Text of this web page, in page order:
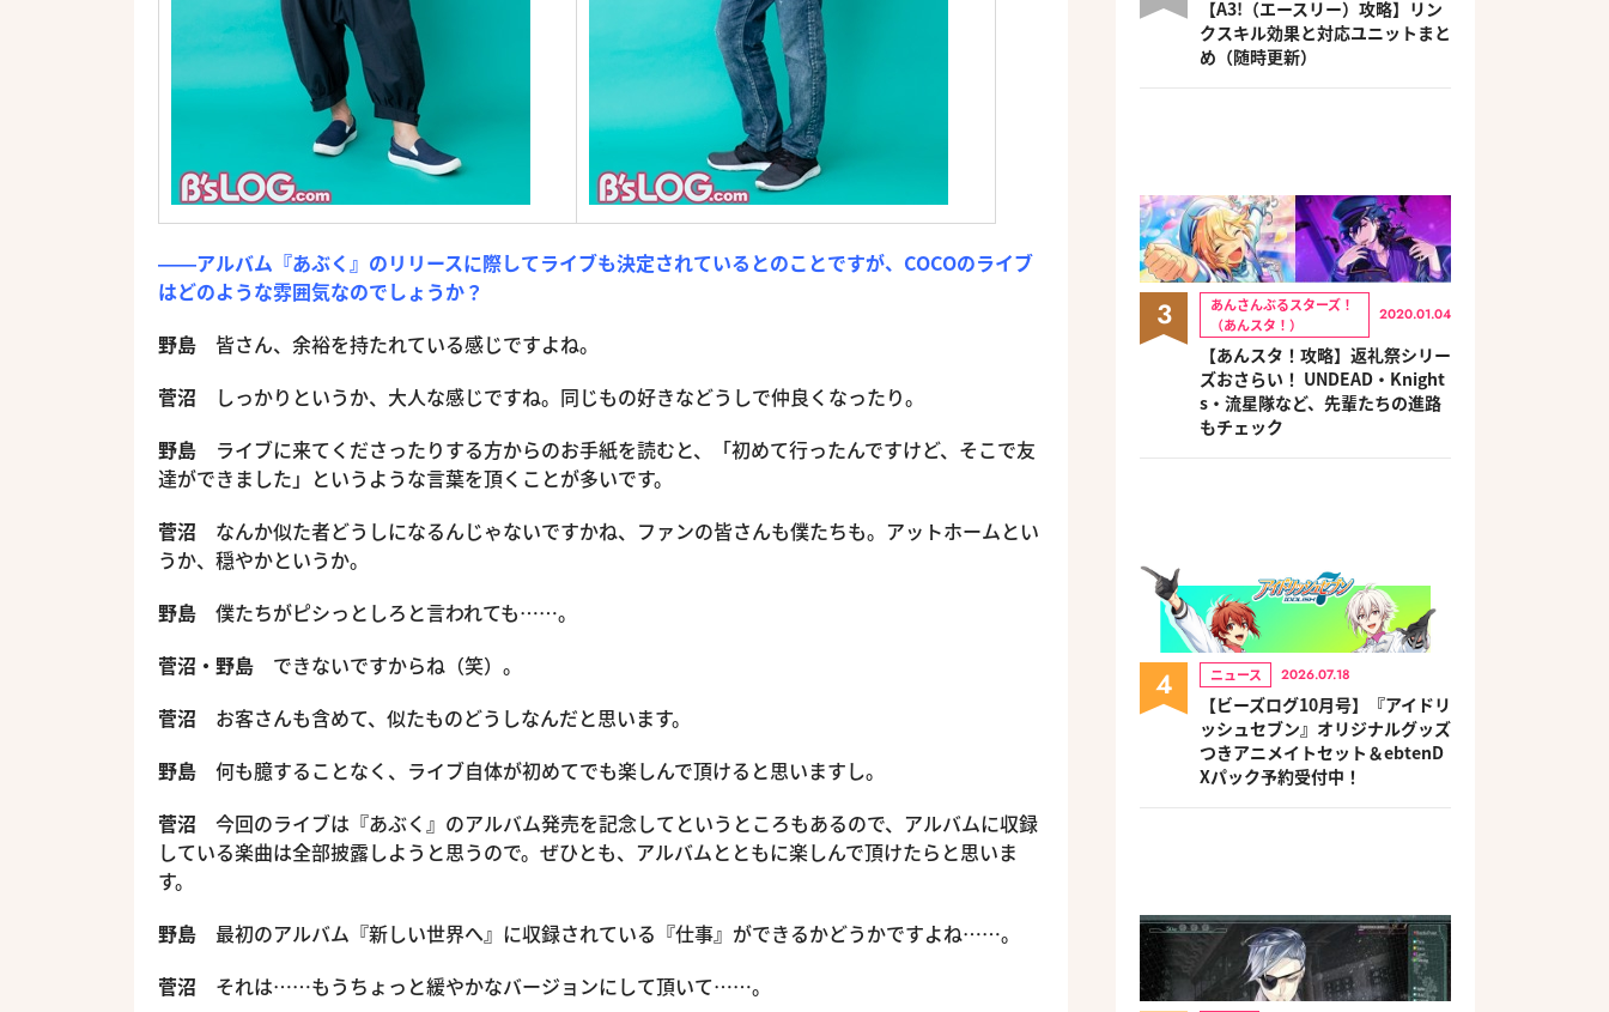
――アルバム『あぶく』のリリースに際してライブも決定されているとのことですが、COCOのライブ
はどのような雰囲気なのでしょうか？
野島 皆さん、余裕を持たれている感じですよね。
菅沼 しっかりというか、大人な感じですね。同じもの好きなどうしで仲良くなったり。
野島 ライブに来てくださったりする方からのお手紙を読むと、「初めて行ったんですけど、そこで友
達ができました」というような言葉を頂くことが多いです。
菅沼 なんか似た者どうしになるんじゃないですかね、ファンの皆さんも僕たちも。アットホームとい
うか、穏やかというか。
野島 僕たちがピシっとしろと言われても……。
菅沼・野島 できないですからね（笑）。
菅沼 お客さんも含めて、似たものどうしなんだと思います。
野島 何も臆することなく、ライブ自体が初めてでも楽しんで頂けると思いますし。
菅沼 今回のライブは『あぶく』のアルバム発売を記念してというところもあるので、アルバムに収録
している楽曲は全部披露しようと思うので。ぜひとも、アルバムとともに楽しんで頂けたらと思いま
す。
野島 最初のアルバム『新しい世界へ』に収録されている『仕事』ができるかどうかですよね……。
菅沼 それは……もうちょっと緩やかなバージョンにして頂いて……。
【A3!（エースリー）攻略】リン
クスキル効果と対応ユニットまと
め（随時更新）
3
あんさんぶるスターズ！
（あんスタ！）
2020.01.04
【あんスタ！攻略】返礼祭シリー
ズおさらい！ UNDEAD・Knight
s・流星隊など、先輩たちの進路
もチェック
4 ニュース 2026.07.18
【ビーズログ10月号】『アイドリ
ッシュセブン』オリジナルグッズ
つきアニメイトセット＆ebtenD
Xパック予約受付中！